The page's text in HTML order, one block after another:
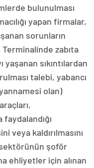
bulunulması
yapan firmalar,
sorunların
zabıta
yaşanan sıkıntılardan
talebi, yabancı
olan)
faydalandığı
veya kaldırılmasını
sektörünün şoför
ehliyetler için alınan